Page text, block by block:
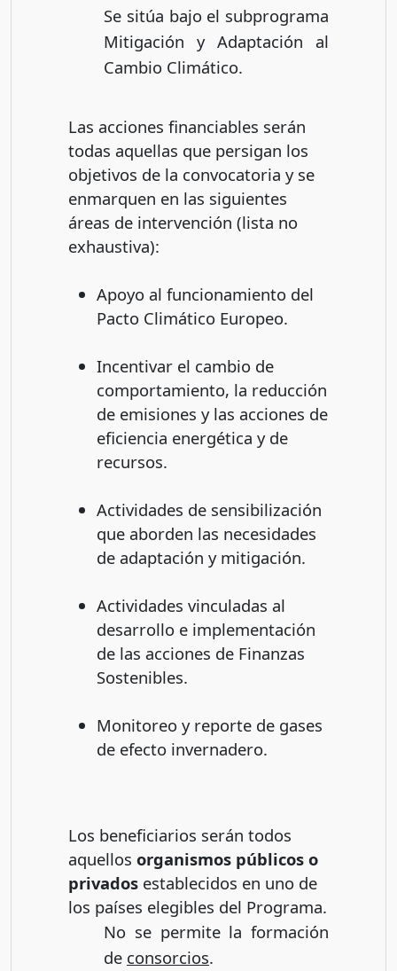
Se sitúa bajo el subprograma
Mitigación y Adaptación al
Cambio Climático.
Las acciones financiables serán
todas aquellas que persigan los
objetivos de la convocatoria y se
enmarquen en las siguientes
áreas de intervención (lista no
exhaustiva):
Apoyo al funcionamiento del
Pacto Climático Europeo.
Incentivar el cambio de
comportamiento, la reducción
de emisiones y las acciones de
eficiencia energética y de
recursos.
Actividades de sensibilización
que aborden las necesidades
de adaptación y mitigación.
Actividades vinculadas al
desarrollo e implementación
de las acciones de Finanzas
Sostenibles.
Monitoreo y reporte de gases
de efecto invernadero.
Los beneficiarios serán todos
aquellos organismos públicos o
privados establecidos en uno de
los países elegibles del Programa.
No se permite la formación
de consorcios.